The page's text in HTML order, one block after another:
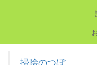
掃除のつぼ